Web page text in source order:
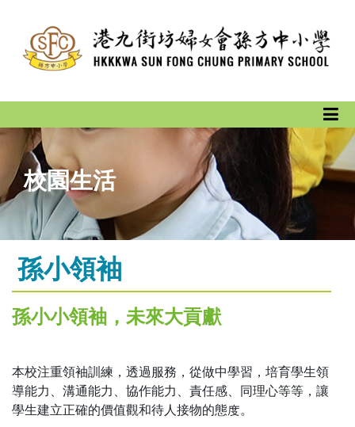
校園生活
孫小領袖
孫小小領袖，未來大貢獻
本校注重領袖訓練，透過服務，從做中學習，培育學生領
導能力、溝通能力、協作能力、責任感、同理心等等，讓
學生建立正確的價值觀和待人接物的態度。